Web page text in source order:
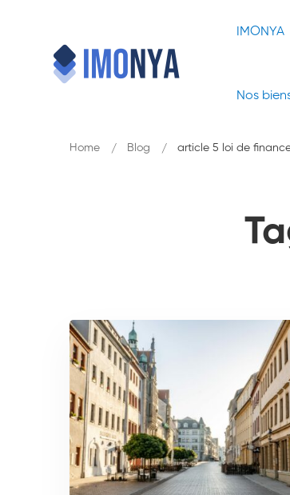
IMONYA
Nos
Home Blog article 5 loi de